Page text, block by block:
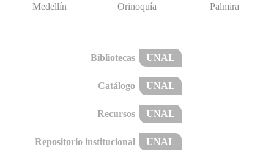
Medellín Orinoquía Palmira
Bibliotecas UNAL
Catálogo UNAL
Recursos UNAL
Repositorio institucional UNAL